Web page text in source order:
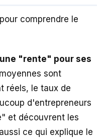
comprendre le
"rente" pour ses
sont
réels, le taux de
d'entrepreneurs
et découvrent les
ce qui explique le